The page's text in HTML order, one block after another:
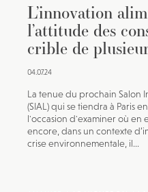
L’innovation
l’attitude des
crible de
04.07.24
La tenue du prochain Salon
(SIAL) qui se tiendra à Paris
l'occasion d'examiner où en
encore, dans un contexte
crise environnementale, il...